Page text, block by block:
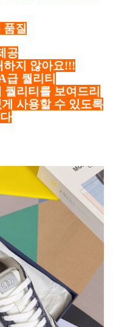
품질
공
하지 않아요!!!
급 퀄리티
리티를 보여드리
사용할 수 있도록